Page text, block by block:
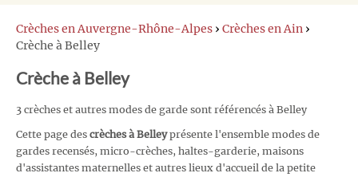
Crèches en Auvergne-Rhône-Alpes › Crèches en Ain ›
Crèche à Belley
Crèche à Belley
3 crèches et autres modes de garde sont référencés à Belley
Cette page des crèches à Belleyprésente l'ensemble modes de
gardes recensés, micro-crèches, haltes-garderie, maisons
d'assistantes maternelles et autres lieux d'accueil de la petite